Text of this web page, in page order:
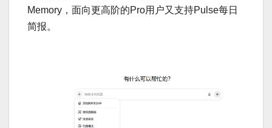
Memory，面向更高阶的Pro用户又支持Pulse每日
简报。